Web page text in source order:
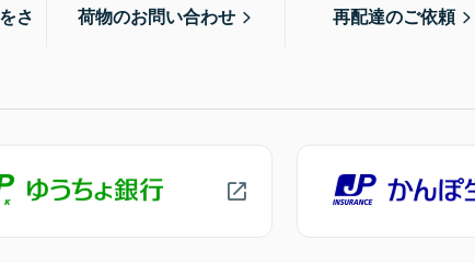
さ
荷物のお問い合わせ 再配達のご依頼